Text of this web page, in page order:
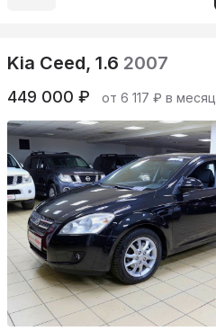
Kia Ceed, 1.6 2007
449 000 ₽ от 6 117 ₽ в месяц